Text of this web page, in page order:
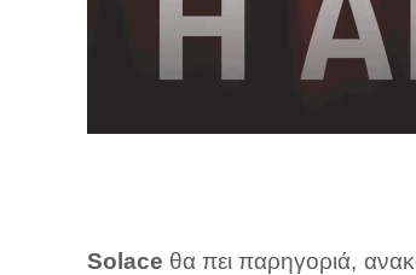
Solace θα πει παρηγοριά,